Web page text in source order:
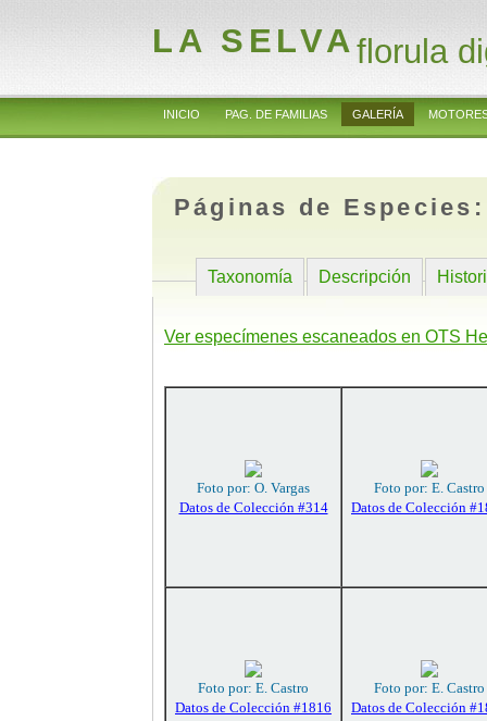
LA SELVAflorula
INICIO PAG. DE FAMILIAS GALERÍA
Páginas de
Taxonomía Descripción
Ver especímenes escaneados en OTS
Foto por: O. Vargas
Datos de Colección #314
Foto por: E. Castro
Datos de Colección
Foto por: E. Castro
Datos de Colección #1816
Foto por: E. Castro
Datos de Colección